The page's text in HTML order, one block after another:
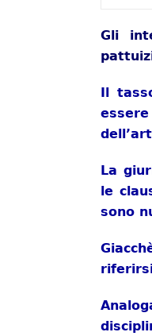
Gli
Il
La
le
sono